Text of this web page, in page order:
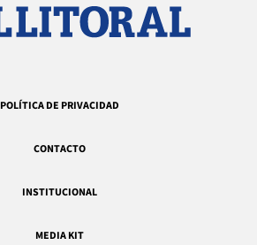
POLÍTICA DE PRIVACIDAD
CONTACTO
INSTITUCIONAL
MEDIA KIT